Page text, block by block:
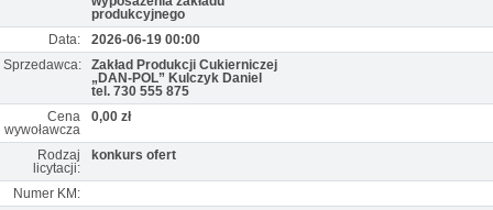
produkcyjnego
Data:
2026-06-19 00:00
Sprzedawca:
Zakład Produkcji Cukierniczej
„DAN-POL” Kulczyk Daniel
tel. 730 555 875
Cena
wywoławcza
0,00 zł
Rodzaj
licytacji:
konkurs ofert
Numer KM: